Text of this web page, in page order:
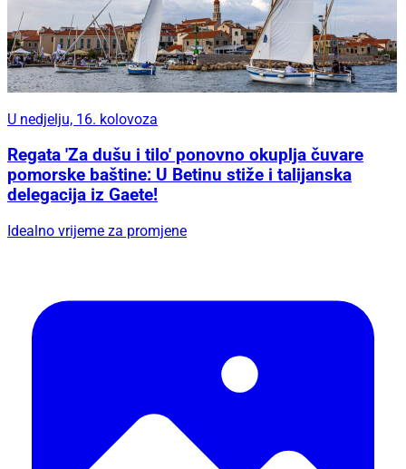
U nedjelju, 16. kolovoza
Regata 'Za dušu i tilo' ponovno okuplja čuvare
pomorske baštine: U Betinu stiže i talijanska
delegacija iz Gaete!
Idealno vrijeme za promjene